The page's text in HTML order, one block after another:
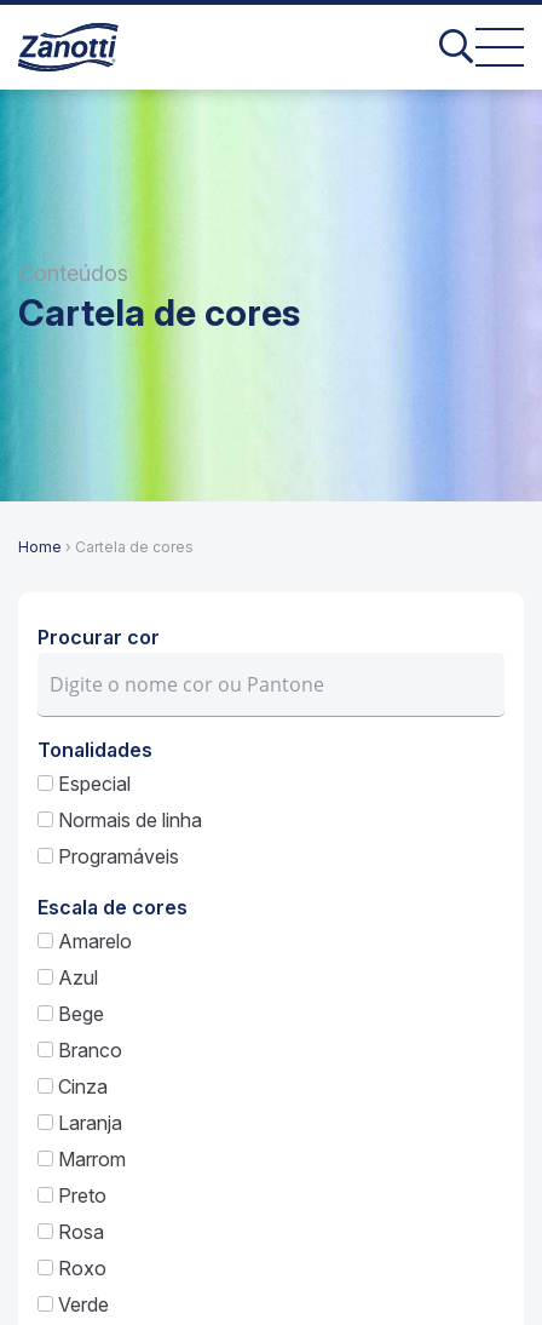
Conteúdos
Cartela de cores
Home › Cartela de cores
Procurar cor
Tonalidades
Especial
Normais de linha
Programáveis
Escala de cores
Amarelo
Azul
Bege
Branco
Cinza
Laranja
Marrom
Preto
Rosa
Roxo
Verde